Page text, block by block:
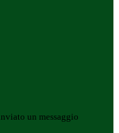
un messaggio